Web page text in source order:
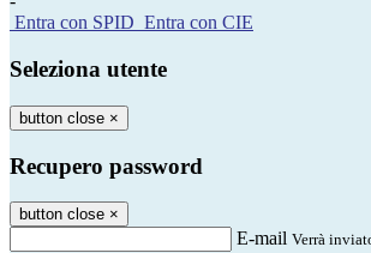
Entra con SPID Entra con CIE
Seleziona utente
button close ×
Recupero password
button close ×
E-mail Verrà